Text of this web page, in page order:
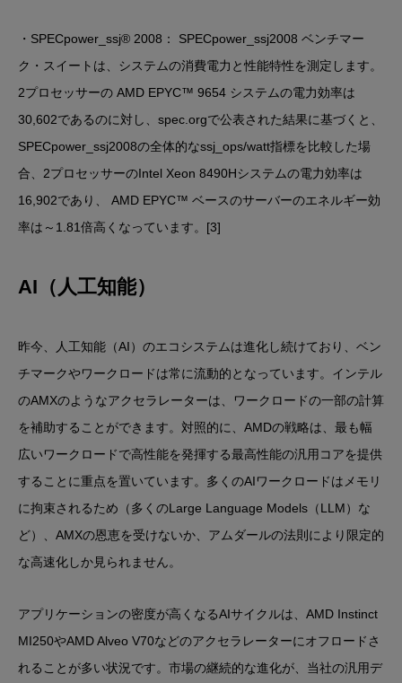
・SPECpower_ssj® 2008： SPECpower_ssj2008 ベンチマー
ク・スイートは、システムの消費電力と性能特性を測定します。
2プロセッサーの AMD EPYC™ 9654 システムの電力効率は
30,602であるのに対し、spec.orgで公表された結果に基づくと、
SPECpower_ssj2008の全体的なssj_ops/watt指標を比較した場
合、2プロセッサーのIntel Xeon 8490Hシステムの電力効率は
16,902であり、 AMD EPYC™ ベースのサーバーのエネルギー効
率は～1.81倍高くなっています。[3]
AI（人工知能）
昨今、人工知能（AI）のエコシステムは進化し続けており、ベン
チマークやワークロードは常に流動的となっています。インテル
のAMXのようなアクセラレーターは、ワークロードの一部の計算
を補助することができます。対照的に、AMDの戦略は、最も幅
広いワークロードで高性能を発揮する最高性能の汎用コアを提供
することに重点を置いています。多くのAIワークロードはメモリ
に拘束されるため（多くのLarge Language Models（LLM）な
ど）、AMXの恩恵を受けないか、アムダールの法則により限定的
な高速化しか見られません。
アプリケーションの密度が高くなるAIサイクルは、AMD Instinct
MI250やAMD Alveo V70などのアクセラレーターにオフロードさ
れることが多い状況です。市場の継続的な進化が、当社の汎用デ